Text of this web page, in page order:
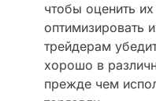
чтобы оценить
оптимизировать
трейдерам
хорошо в
прежде чем